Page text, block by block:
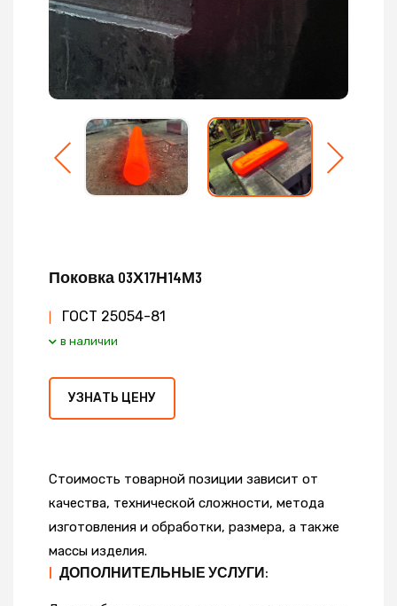
Поковка 03Х17Н14М3
ГОСТ 25054-81
в наличии
УЗНАТЬ ЦЕНУ
Стоимость товарной позиции зависит от
качества, технической сложности, метода
изготовления и обработки, размера, а также
массы изделия.
| ДОПОЛНИТЕЛЬНЫЕ УСЛУГИ: